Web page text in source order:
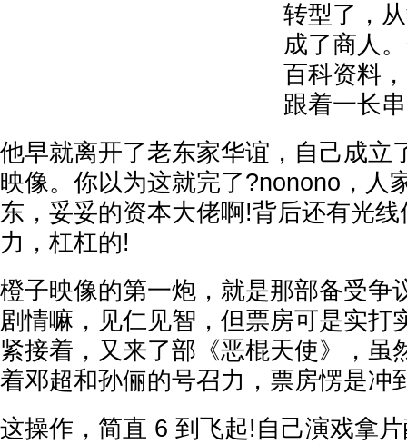
转型了，
成了商人
百科资料
跟着一长
他早就离开了老东家华谊，自己成立
映像。你以为这就完了?nonono，人
东，妥妥的资本大佬啊!背后还有光
力，杠杠的!
橙子映像的第一炮，就是那部备受争
剧情嘛，见仁见智，但票房可是实打
紧接着，又来了部《恶棍天使》，虽
着邓超和孙俪的号召力，票房愣是冲
这操作，简直 6 到飞起!自己演戏拿